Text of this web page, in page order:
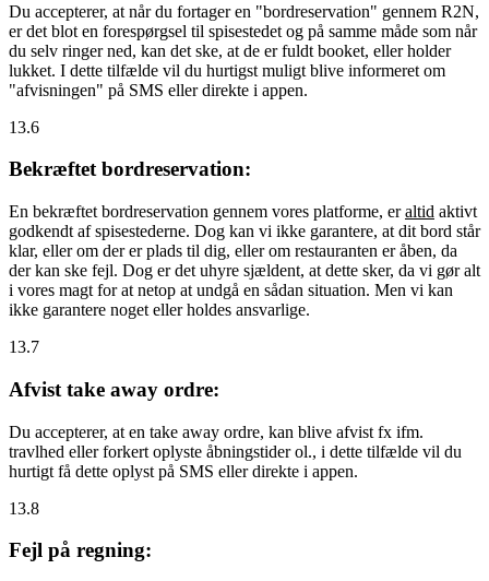
Du accepterer, at når du fortager en "bordreservation" gennem R2N,
er det blot en forespørgsel til spisestedet og på samme måde som når
du selv ringer ned, kan det ske, at de er fuldt booket, eller holder
lukket. I dette tilfælde vil du hurtigst muligt blive informeret om
"afvisningen" på SMS eller direkte i appen.
13.6
Bekræftet bordreservation:
En bekræftet bordreservation gennem vores platforme, eraltid aktivt
godkendt af spisestederne. Dog kan vi ikke garantere, at dit bord står
klar, eller om der er plads til dig, eller om restauranten er åben, da
der kan ske fejl. Dog er det uhyre sjældent, at dette sker, da vi gør alt
i vores magt for at netop at undgå en sådan situation. Men vi kan
ikke garantere noget eller holdes ansvarlige.
13.7
Afvist take away ordre:
Du accepterer, at en take away ordre, kan blive afvist fx ifm.
travlhed eller forkert oplyste åbningstider ol., i dette tilfælde vil du
hurtigt få dette oplyst på SMS eller direkte i appen.
13.8
Fejl på regning: